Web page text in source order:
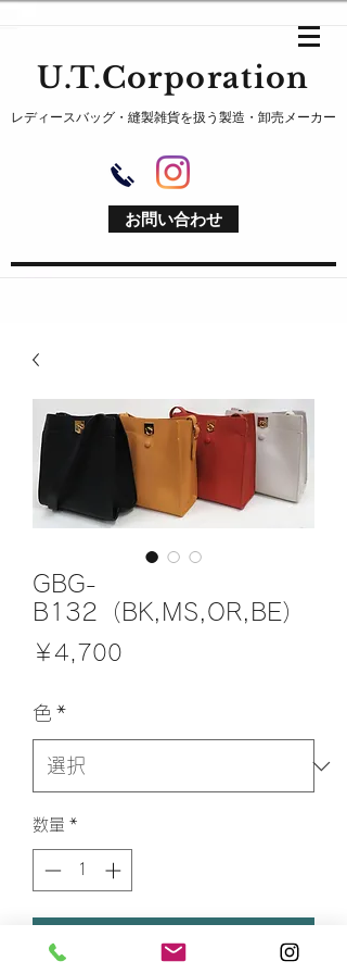
U.T.Corporation
レディースバッグ・縫製雑貨を扱う製造・卸売メーカー
お問い合わせ
GBG-
B132（BK,MS,OR,BE）
￥4,700
色 *
数量 *